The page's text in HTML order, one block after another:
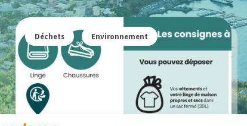
Déchets Environnement